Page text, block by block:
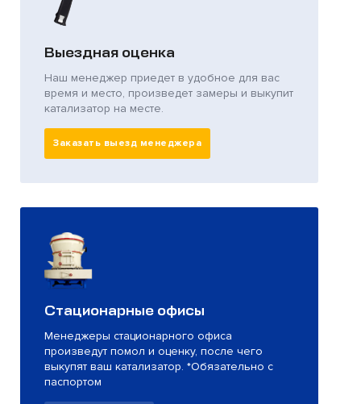
Выездная оценка
Наш менеджер приедет в удобное для вас
время и место, произведет замеры и выкупит
катализатор на месте.
Заказать выезд менеджера
Стационарные офисы
Менеджеры стационарного офиса
произведут помол и оценку, после чего
выкупят ваш катализатор. *Обязательно с
паспортом